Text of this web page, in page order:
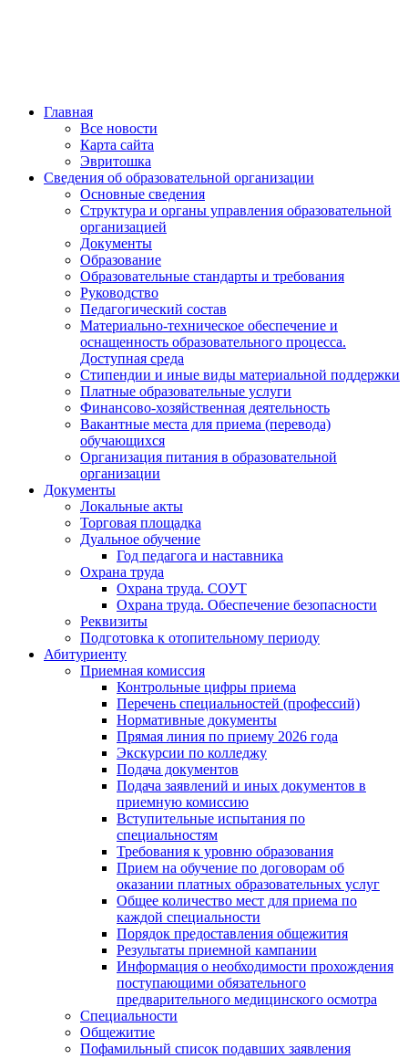
Главная
Все новости
Карта сайта
Эвритошка
Сведения об образовательной организации
Основные сведения
Структура и органы управления образовательной
организацией
Документы
Образование
Образовательные стандарты и требования
Руководство
Педагогический состав
Материально-техническое обеспечение и
оснащенность образовательного процесса.
Доступная среда
Стипендии и иные виды материальной поддержки
Платные образовательные услуги
Финансово-хозяйственная деятельность
Вакантные места для приема (перевода)
обучающихся
Организация питания в образовательной
организации
Документы
Локальные акты
Торговая площадка
Дуальное обучение
Год педагога и наставника
Охрана труда
Охрана труда. СОУТ
Охрана труда. Обеспечение безопасности
Реквизиты
Подготовка к отопительному периоду
Абитуриенту
Приемная комиссия
Контрольные цифры приема
Перечень специальностей (профессий)
Нормативные документы
Прямая линия по приему 2026 года
Экскурсии по колледжу
Подача документов
Подача заявлений и иных документов в
приемную комиссию
Вступительные испытания по
специальностям
Требования к уровню образования
Прием на обучение по договорам об
оказании платных образовательных услуг
Общее количество мест для приема по
каждой специальности
Порядок предоставления общежития
Результаты приемной кампании
Информация о необходимости прохождения
поступающими обязательного
предварительного медицинского осмотра
Специальности
Общежитие
Пофамильный список подавших заявления